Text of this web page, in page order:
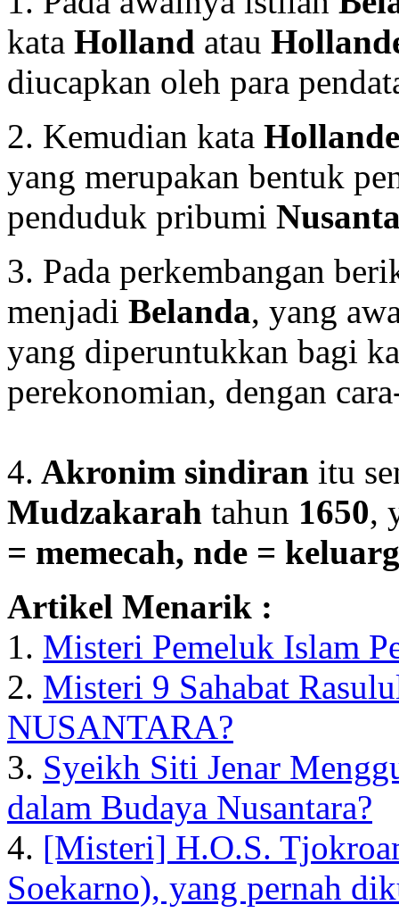
kata Holland atau
diucapkan oleh para
2. Kemudian kata
yang merupakan bentuk
penduduk pribumi
3. Pada perkembangan
menjadi Belanda, yang
yang diperuntukkan bagi
perekonomian, dengan
4. Akronim sindiran itu
Mudzakarah tahun 1650,
= memecah, nde =
Artikel Menarik :
1. Misteri Pemeluk Islam
2. Misteri 9 Sahabat
NUSANTARA?
3. Syeikh Siti Jenar
dalam Budaya Nusantara?
4. [Misteri] H.O.S.
Soekarno), yang pernah